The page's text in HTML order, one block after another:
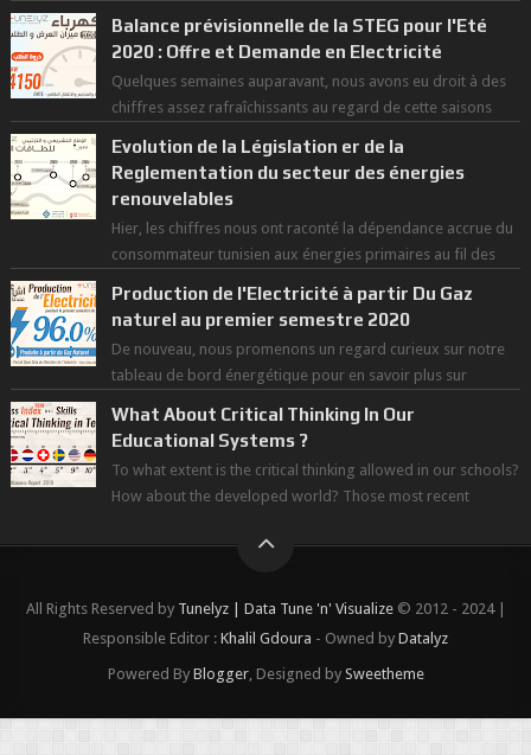
Balance prévisionnelle de la STEG pour l'Eté
2020 : Offre et Demande en Electricité
Quelques semaines auparavant, nous avons eu droit à des
chiffres assez rafraîchissants au regard de cette saisons
Evolution de la Législation er de la
Reglementation du secteur des énergies
renouvelables
Hier, les chiffres nous ont raconté la dépendance accrue du
consommateur tunisien aux énergies primaires au fil des
Production de l'Electricité à partir Du Gaz
naturel au premier semestre 2020
De nouveau, nous promenons un regard curieux sur notre
tableau de bord énergétique pour en savoir plus sur
What About Critical Thinking In Our
Educational Systems ?
To what extent is the critical thinking allowed in our schools?
How about the developed world? Those most recent
All Rights Reserved by Tunelyz | Data Tune 'n' Visualize© 2012 - 2024 |
Responsible Editor : Khalil Gdoura - Owned by Datalyz
Powered By Blogger, Designed by Sweetheme